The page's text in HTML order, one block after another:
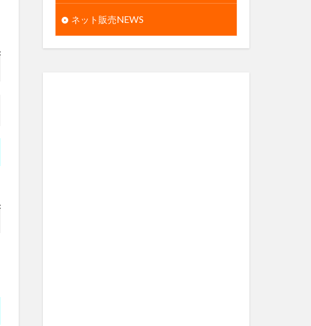
ネット販売NEWS